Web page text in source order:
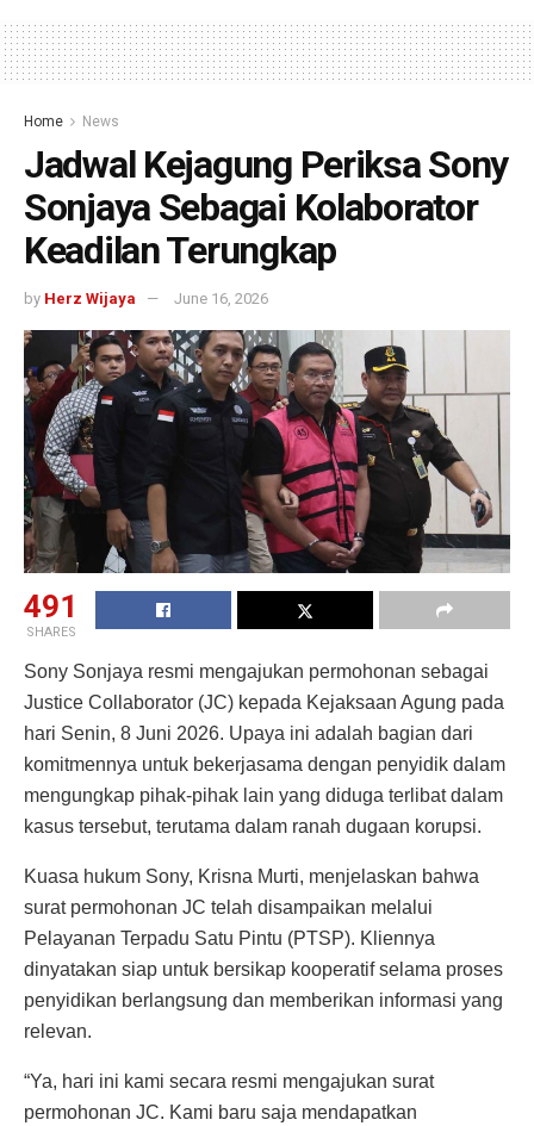
Home News
Jadwal Kejagung Periksa Sony
Sonjaya Sebagai Kolaborator
Keadilan Terungkap
by Herz Wijaya June 16, 2026
491
SHARES
Sony Sonjaya resmi mengajukan permohonan sebagai
Justice Collaborator (JC) kepada Kejaksaan Agung pada
hari Senin, 8 Juni 2026. Upaya ini adalah bagian dari
komitmennya untuk bekerjasama dengan penyidik dalam
mengungkap pihak-pihak lain yang diduga terlibat dalam
kasus tersebut, terutama dalam ranah dugaan korupsi.
Kuasa hukum Sony, Krisna Murti, menjelaskan bahwa
surat permohonan JC telah disampaikan melalui
Pelayanan Terpadu Satu Pintu (PTSP). Kliennya
dinyatakan siap untuk bersikap kooperatif selama proses
penyidikan berlangsung dan memberikan informasi yang
relevan.
“Ya, hari ini kami secara resmi mengajukan surat
permohonan JC. Kami baru saja mendapatkan